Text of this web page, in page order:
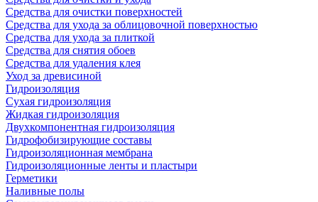
Средства для очистки поверхностей
Средства для ухода за облицовочной поверхностью
Средства для ухода за плиткой
Средства для снятия обоев
Средства для удаления клея
Уход за древисиной
Гидроизоляция
Сухая гидроизоляция
Жидкая гидроизоляция
Двухкомпонентная гидроизоляция
Гидрофобизирующие составы
Гидроизоляционная мембрана
Гидроизоляционные ленты и пластыри
Герметики
Наливные полы